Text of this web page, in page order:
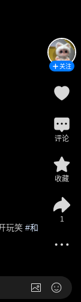
玩笑 #和
关注
评论
收藏
1